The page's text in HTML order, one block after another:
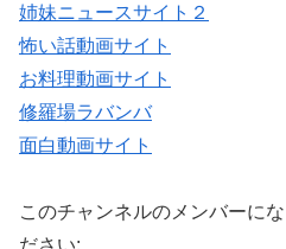
姉妹ニュースサイト２
怖い話動画サイト
お料理動画サイト
修羅場ラバンバ
面白動画サイト
このチャンネルのメンバーに